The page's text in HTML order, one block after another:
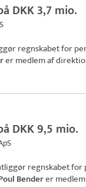
DKK 3,7 mio.
regnskabet for
er medlem af
DKK 9,5 mio.
regnskabet for
Benderer